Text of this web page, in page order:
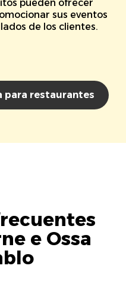
pueden ofrecer
sus eventos
de los clientes.
para restaurantes
e Ossa